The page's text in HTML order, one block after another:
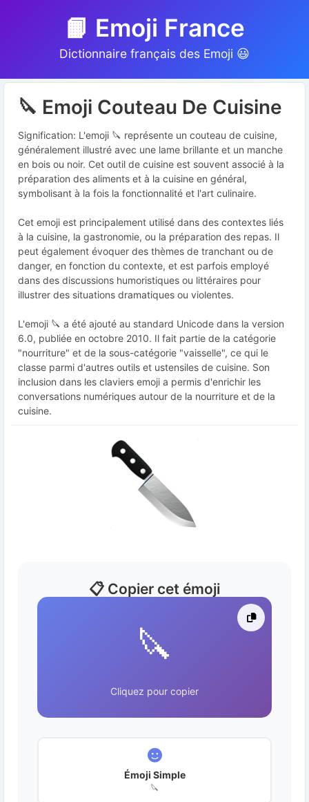
📙 Emoji France
Dictionnaire français des Emoji 😃
🔪 Emoji Couteau De Cuisine
Signification: L'emoji 🔪 représente un couteau de cuisine,
généralement illustré avec une lame brillante et un manche
en bois ou noir. Cet outil de cuisine est souvent associé à la
préparation des aliments et à la cuisine en général,
symbolisant à la fois la fonctionnalité et l'art culinaire.
Cet emoji est principalement utilisé dans des contextes liés
à la cuisine, la gastronomie, ou la préparation des repas. Il
peut également évoquer des thèmes de tranchant ou de
danger, en fonction du contexte, et est parfois employé
dans des discussions humoristiques ou littéraires pour
illustrer des situations dramatiques ou violentes.
L'emoji 🔪 a été ajouté au standard Unicode dans la version
6.0, publiée en octobre 2010. Il fait partie de la catégorie
"nourriture" et de la sous-catégorie "vaisselle", ce qui le
classe parmi d'autres outils et ustensiles de cuisine. Son
inclusion dans les claviers emoji a permis d'enrichir les
conversations numériques autour de la nourriture et de la
cuisine.
📋 Copier cet émoji
🔪
Cliquez pour copier
Émoji Simple
🔪